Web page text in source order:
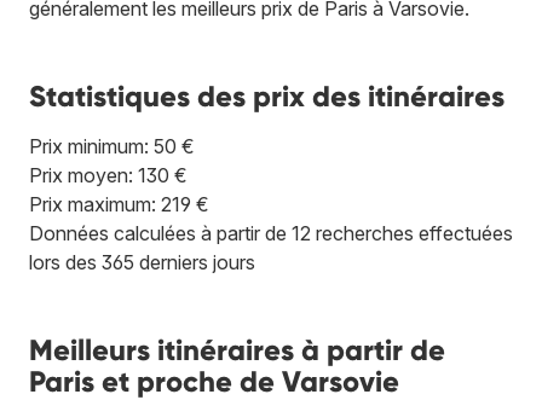
généralement les meilleurs prix de Paris à Varsovie.
Statistiques des prix des itinéraires
Prix minimum: 50 €
Prix moyen: 130 €
Prix maximum: 219 €
Données calculées à partir de 12 recherches effectuées
lors des 365 derniers jours
Meilleurs itinéraires à partir de
Paris et proche de Varsovie